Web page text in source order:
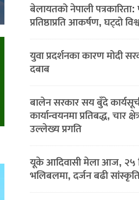
बेलायतको नेपाली
प्रतिष्ठाप्रति आकर्षण, घट्दो
युवा प्रदर्शनका कारण मोदी
दबाब
बालेन सरकार सय बुँदे
कार्यान्वयनमा प्रतिबद्ध, चार
उल्लेख्य प्रगति
यूके आदिवासी मेला आज, २५
भलिबलमा, दर्जन बढी